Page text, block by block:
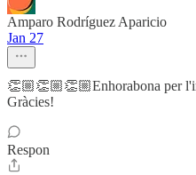
Amparo Rodríguez Aparicio
Jan 27
👏🏼👏🏼👏🏼Enhorabona per
Gràcies!
Respon